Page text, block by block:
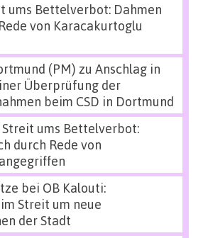
ums Bettelverbot: Dahmen
von Karacakurtoglu
(PM) zu Anschlag in
Überprüfung der
beim CSD in Dortmund
Streit ums Bettelverbot:
durch Rede von
bei OB Kalouti:
Streit um neue
der Stadt